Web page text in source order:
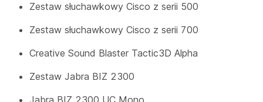
Zestaw słuchawkowy Cisco z serii 500
Zestaw słuchawkowy Cisco z serii 700
Creative Sound Blaster Tactic3D Alpha
Zestaw Jabra BIZ 2300
Jabra BIZ 2300 UC Mono